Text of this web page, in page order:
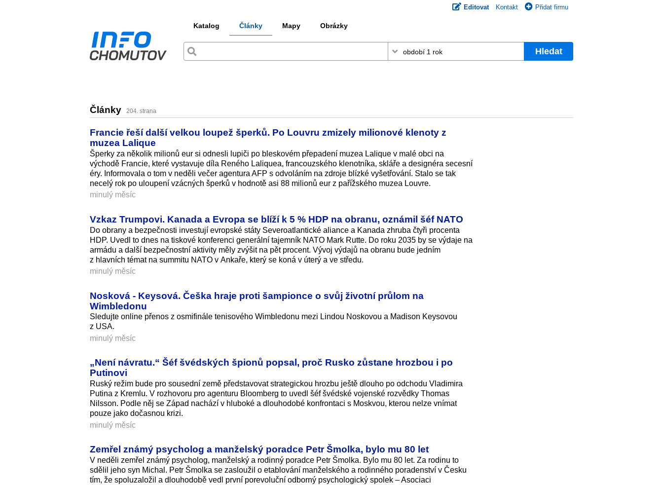
Editovat Kontakt Přidat firmu
Katalog Články Mapy Obrázky
Hledat
Články 204. strana
Francie řeší další velkou loupež šperků. Po Louvru zmizely milionové klenoty z
muzea Lalique
Šperky za několik milionů eur si odnesli lupiči po bleskovém přepadení muzea Lalique v malé obci na
východě Francie, které vystavuje díla Reného Laliquea, francouzského klenotníka, skláře a designéra secesní
éry. Informovala o tom v neděli večer agentura AFP s odvoláním na zdroje blízké vyšetřování. Stalo se tak
necelý rok po uloupení vzácných šperků v hodnotě asi 88 milionů eur z pařížského muzea Louvre.
minulý měsíc
Vzkaz Trumpovi. Kanada a Evropa se blíží k 5 % HDP na obranu, oznámil šéf NATO
Do obrany a bezpečnosti investují evropské státy Severoatlantické aliance a Kanada zhruba čtyři procenta
HDP. Uvedl to dnes na tiskové konferenci generální tajemník NATO Mark Rutte. Do roku 2035 by se výdaje na
armádu a další bezpečnostní aktivity měly zvýšit na pět procent. Vývoj výdajů na obranu bude jedním
z hlavních témat na summitu NATO v Ankaře, který se koná v úterý a ve středu.
minulý měsíc
Nosková - Keysová. Češka hraje proti šampionce o svůj životní průlom na
Wimbledonu
Sledujte online přenos z osmifinále tenisového Wimbledonu mezi Lindou Noskovou a Madison Keysovou
z USA.
minulý měsíc
„Není návratu.“ Šéf švédských špionů popsal, proč Rusko zůstane hrozbou i po
Putinovi
Ruský režim bude pro sousední země představovat strategickou hrozbu ještě dlouho po odchodu Vladimira
Putina z Kremlu. V rozhovoru pro agenturu Bloomberg to uvedl šéf švédské vojenské rozvědky Thomas
Nilsson. Podle něj se Západ nachází v hluboké a dlouhodobé konfrontaci s Moskvou, kterou nelze vnímat
pouze jako dočasnou krizi.
minulý měsíc
Zemřel známý psycholog a manželský poradce Petr Šmolka, bylo mu 80 let
V neděli zemřel známý psycholog, manželský a rodinný poradce Petr Šmolka. Bylo mu 80 let. Za rodinu to
sdělil jeho syn Michal. Petr Šmolka se zasloužil o etablování manželského a rodinného poradenství v Česku
tím, že spoluzaložil a dlouhodobě vedl první porevoluční odborný psychologický spolek – Asociaci